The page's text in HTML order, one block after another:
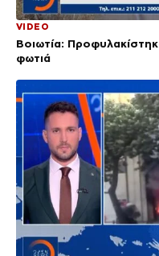
VIDEO
Βοιωτία:
φωτιά